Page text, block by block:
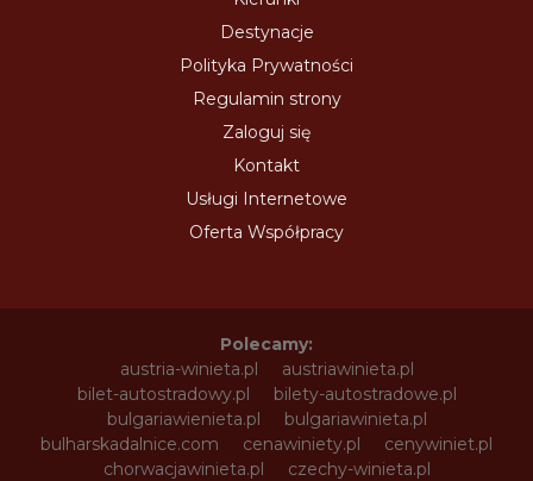
Destynacje
Polityka Prywatności
Regulamin strony
Zaloguj się
Kontakt
Usługi Internetowe
Oferta Współpracy
Polecamy:
austria-winieta.pl
austriawinieta.pl
bilet-autostradowy.pl
bilety-autostradowe.pl
bulgariawienieta.pl
bulgariawinieta.pl
bulharskadalnice.com
cenawiniety.pl
cenywiniet.pl
chorwacjawinieta.pl
czechy-winieta.pl